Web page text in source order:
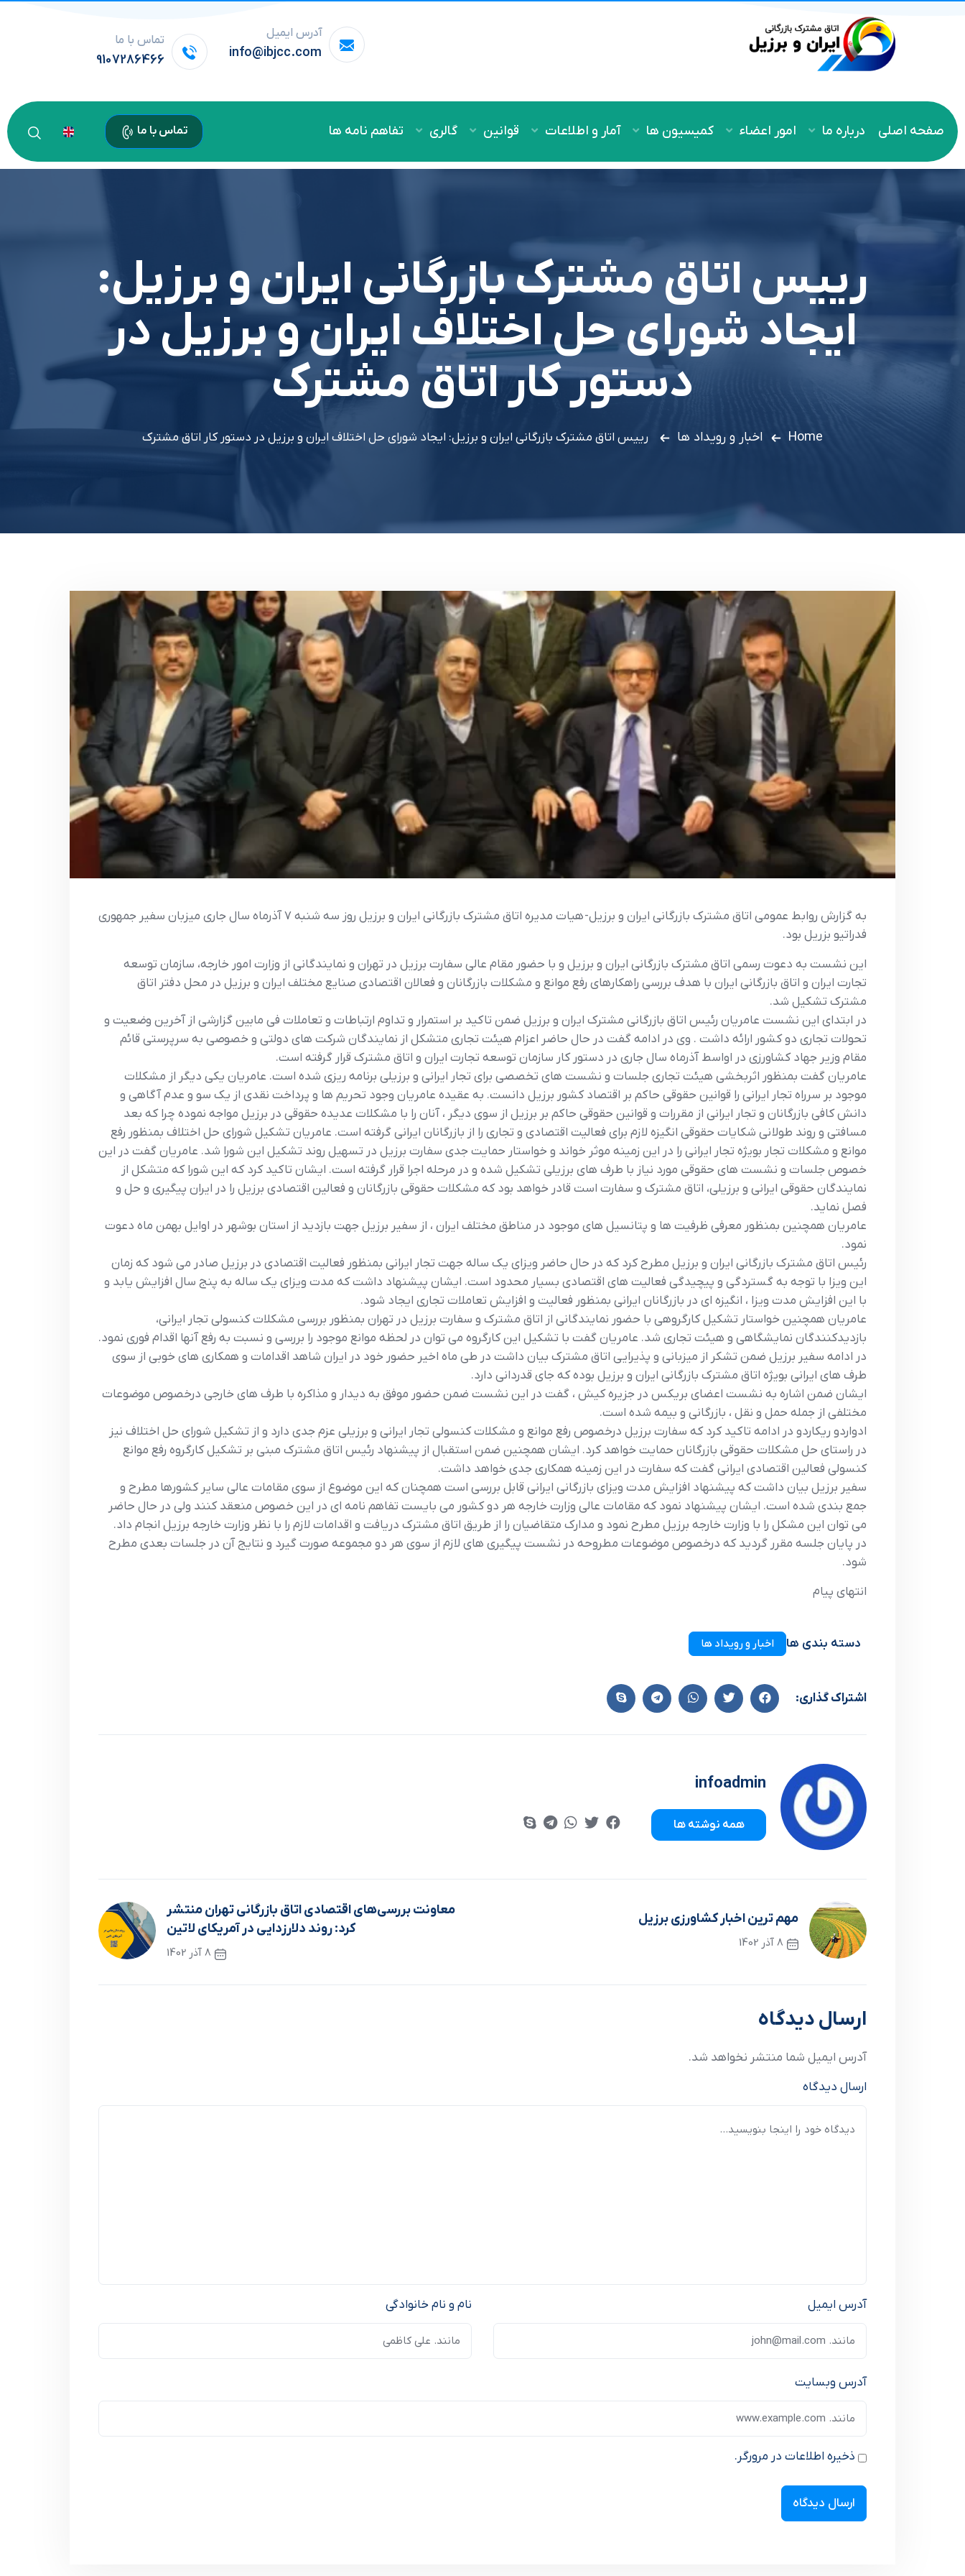
آدرس ایمیل
info@ibjcc.com
تماس با ما
9107286466
صفحه اصلی درباره ما امور اعضاء کمیسیون ها آمار و اطلاعات قوانین گالری تفاهم نامه ها تماس با ما
رييس اتاق مشترک بازرگاني ايران و برزيل:
ايجاد شوراي حل اختلاف ايران و برزيل در
دستور کار اتاق مشترک
Home اخبار و رویداد ها رييس اتاق مشترک بازرگاني ايران و برزيل: ايجاد شوراي حل اختلاف ايران و برزيل در دستور کار اتاق مشترک
به گزارش روابط عمومي اتاق مشترک بازرگاني ايران و برزيل- هيات مديره اتاق مشترک بازرگاني ايران و برزيل روز سه شنبه 7 آذرماه سال جاري ميزبان سفير جمهوري
فدراتيو بزريل بود.
اين نشست به دعوت رسمي اتاق مشترک بازرگاني ايران و برزيل و با حضور مقام عالي سفارت برزيل در تهران و نمايندگاني از وزارت امور خارجه، سازمان توسعه
تجارت ايران و اتاق بازرگاني ايران با هدف بررسي راهکارهاي رفع موانع و مشکلات بازرگانان و فعالان اقتصادي صنايع مختلف ايران و برزيل در محل دفتر اتاق
مشترک تشکيل شد.
در ابتداي اين نشست عامريان رئيس اتاق بازرگاني مشترک ايران و برزيل ضمن تاکيد بر استمرار و تداوم ارتباطات و تعاملات في مابين گزارشي از آخرين وضعيت و
تحولات تجاري دو کشور ارائه داشت . وي در ادامه گفت در حال حاضر اعزام هيئت تجاري متشکل از نمايندگان شرکت هاي دولتي و خصوصي به سرپرستي قائم
مقام وزير جهاد کشاورزي در اواسط آذرماه سال جاري در دستور کار سازمان توسعه تجارت ايران و اتاق مشترک قرار گرفته است.
عامريان گفت بمنظور اثربخشي هيئت تجاري جلسات و نشست هاي تخصصي براي تجار ايراني و برزيلي برنامه ريزي شده است. عامريان يکي ديگر از مشکلات
موجود بر سرراه تجار ايراني را قوانين حقوقي حاکم بر اقتصاد کشور برزيل دانست. به عقيده عامريان وجود تحريم ها و پرداخت نقدي از يک سو و عدم آگاهي و
دانش کافي بازرگانان و تجار ايراني از مقررات و قوانين حقوقي حاکم بر برزيل از سوي ديگر ، آنان را با مشکلات عديده حقوقي در برزيل مواجه نموده چرا که بعد
مسافتي و روند طولاني شکايات حقوقي انگيزه لازم براي فعاليت اقتصادي و تجاري را از بازرگانان ايراني گرفته است. عامريان تشکيل شوراي حل اختلاف بمنظور رفع
موانع و مشکلات تجار بويژه تجار ايراني را در اين زمينه موثر خواند و خواستار حمايت جدي سفارت برزيل در تسهيل روند تشکيل اين شورا شد. عامريان گفت در اين
خصوص جلسات و نشست هاي حقوقي مورد نياز با طرف هاي برزيلي تشکيل شده و در مرحله اجرا قرار گرفته است. ايشان تاکيد کرد که اين شورا که متشکل از
نمايندگان حقوقي ايراني و برزيلي، اتاق مشترک و سفارت است قادر خواهد بود که مشکلات حقوقي بازرگانان و فعالين اقتصادي برزيل را در ايران پيگيري و حل و
فصل نمايد.
عامريان همچنين بمنظور معرفي ظرفيت ها و پتانسيل هاي موجود در مناطق مختلف ايران ، از سفير برزيل جهت بازديد از استان بوشهر در اوايل بهمن ماه دعوت
نمود.
رئيس اتاق مشترک بازرگاني ايران و برزيل مطرح کرد که در حال حاضر ويزاي يک ساله جهت تجار ايراني بمنظور فعاليت اقتصادي در برزيل صادر مي شود که زمان
اين ويزا با توجه به گستردگي و پيچيدگي فعاليت هاي اقتصادي بسيار محدود است. ايشان پيشنهاد داشت که مدت ويزاي يک ساله به پنج سال افزايش يابد و
با اين افزايش مدت ويزا ، انگيزه اي در بازرگانان ايراني بمنظور فعاليت و افزايش تعاملات تجاري ايجاد شود.
عامريان همچنين خواستار تشکيل کارگروهي با حضور نمايندگاني از اتاق مشترک و سفارت برزيل در تهران بمنظور بررسي مشکلات کنسولي تجار ايراني،
بازديدکنندگان نمايشگاهي و هيئت تجاري شد. عامريان گفت با تشکيل اين کارگروه مي توان در لحظه موانع موجود را بررسي و نسبت به رفع آنها اقدام فوري نمود.
در ادامه سفير برزيل ضمن تشکر از ميزباني و پذيرايي اتاق مشترک بيان داشت در طي ماه اخير حضور خود در ايران شاهد اقدامات و همکاري هاي خوبي از سوي
طرف هاي ايراني بويژه اتاق مشترک بازرگاني ايران و برزيل بوده که جاي قدرداني دارد.
ايشان ضمن اشاره به نشست اعضاي بريکس در جزيره کيش ، گفت در اين نشست ضمن حضور موفق به ديدار و مذاکره با طرف هاي خارجي درخصوص موضوعات
مختلفي از جمله حمل و نقل ، بازرگاني و بيمه شده است.
ادواردو ريکاردو در ادامه تاکيد کرد که سفارت برزيل درخصوص رفع موانع و مشکلات کنسولي تجار ايراني و برزيلي عزم جدي دارد و از تشکيل شوراي حل اختلاف نيز
در راستاي حل مشکلات حقوقي بازرگانان حمايت خواهد کرد. ايشان همچنين ضمن استقبال از پيشنهاد رئيس اتاق مشترک مبني بر تشکيل کارگروه رفع موانع
کنسولي فعالين اقتصادي ايراني گفت که سفارت در اين زمينه همکاري جدي خواهد داشت.
سفير برزيل بيان داشت که پيشنهاد افزايش مدت ويزاي بازرگاني ايراني قابل بررسي است همچنان که اين موضوع از سوي مقامات عالي ساير کشورها مطرح و
جمع بندي شده است. ايشان پيشنهاد نمود که مقامات عالي وزارت خارجه هر دو کشور مي بايست تفاهم نامه اي در اين خصوص منعقد کنند ولي در حال حاضر
مي توان اين مشکل را با وزارت خارجه برزيل مطرح نمود و مدارک متقاضيان را از طريق اتاق مشترک دريافت و اقدامات لازم را با نظر وزارت خارجه برزيل انجام داد.
در پايان جلسه مقرر گرديد که درخصوص موضوعات مطروحه در نشست پيگيري هاي لازم از سوي هر دو مجموعه صورت گيرد و نتايج آن در جلسات بعدي مطرح
شود.
انتهاي پيام
دسته بندی ها اخبار و رویداد ها
اشتراک گذاری:
infoadmin
همه نوشته ها
مهم ترین اخبار کشاورزی برزیل
8 آذر 1402
معاونت بررسي‌هاي اقتصادي اتاق بازرگاني تهران منتشر
کرد: روند دلارزدايي در آمريکاي لاتين
8 آذر 1402
ارسال دیدگاه
آدرس ایمیل شما منتشر نخواهد شد.
ارسال دیدگاه
نام و نام خانوادگی آدرس ایمیل
آدرس وبسایت
ذخیره اطلاعات در مرورگر.